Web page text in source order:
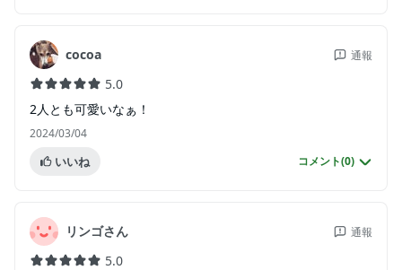
cocoa 通報
5.0
2人とも可愛いなぁ！
2024/03/04
いいね コメント(0)
リンゴさん 通報
5.0